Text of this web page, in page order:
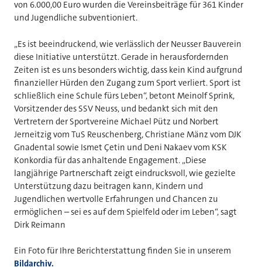
von 6.000,00 Euro wurden die Vereinsbeiträge für 361 Kinder
und Jugendliche subventioniert.
„Es ist beeindruckend, wie verlässlich der Neusser Bauverein
diese Initiative unterstützt. Gerade in herausfordernden
Zeiten ist es uns besonders wichtig, dass kein Kind aufgrund
finanzieller Hürden den Zugang zum Sport verliert. Sport ist
schließlich eine Schule fürs Leben“, betont Meinolf Sprink,
Vorsitzender des SSV Neuss, und bedankt sich mit den
Vertretern der Sportvereine Michael Pütz und Norbert
Jerneitzig vom TuS Reuschenberg, Christiane Mänz vom DJK
Gnadental sowie Ismet Çetin und Deni Nakaev vom KSK
Konkordia für das anhaltende Engagement. „Diese
langjährige Partnerschaft zeigt eindrucksvoll, wie gezielte
Unterstützung dazu beitragen kann, Kindern und
Jugendlichen wertvolle Erfahrungen und Chancen zu
ermöglichen – sei es auf dem Spielfeld oder im Leben“, sagt
Dirk Reimann
Ein Foto für Ihre Berichterstattung finden Sie in unserem
Bildarchiv.